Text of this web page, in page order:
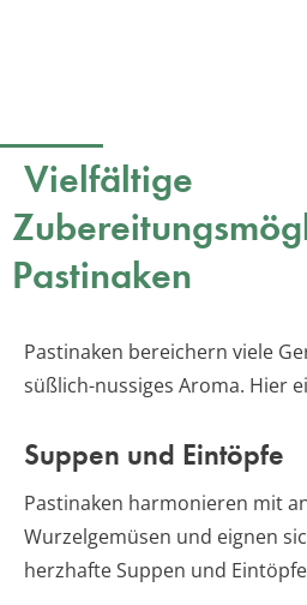
Vielfältige
Pastinaken
Pastinaken bereichern viele
süßlich-nussiges Aroma. Hier
Suppen und Eintöpfe
Pastinaken harmonieren mit
Wurzelgemüsen und eignen
herzhafte Suppen und